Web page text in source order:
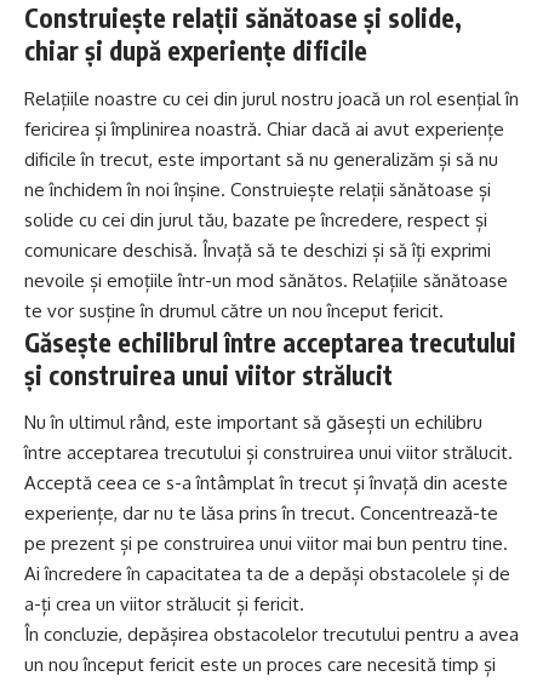
Construiește relații sănătoase și solide,
chiar și după experiențe dificile
Relațiile noastre cu cei din jurul nostru joacă un rol esențial în
fericirea și împlinirea noastră. Chiar dacă ai avut experiențe
dificile în trecut, este important să nu generalizăm și să nu
ne închidem în noi înșine. Construiește relații sănătoase și
solide cu cei din jurul tău, bazate pe încredere, respect și
comunicare deschisă. Învață să te deschizi și să îți exprimi
nevoile și emoțiile într-un mod sănătos. Relațiile sănătoase
te vor susține în drumul către un nou început fericit.
Găsește echilibrul între acceptarea trecutului
și construirea unui viitor strălucit
Nu în ultimul rând, este important să găsești un echilibru
între acceptarea trecutului și construirea unui viitor strălucit.
Acceptă ceea ce s-a întâmplat în trecut și învață din aceste
experiențe, dar nu te lăsa prins în trecut. Concentrează-te
pe prezent și pe construirea unui viitor mai bun pentru tine.
Ai încredere în capacitatea ta de a depăși obstacolele și de
a-ți crea un viitor strălucit și fericit.
În concluzie, depășirea obstacolelor trecutului pentru a avea
un nou început fericit este un proces care necesită timp și